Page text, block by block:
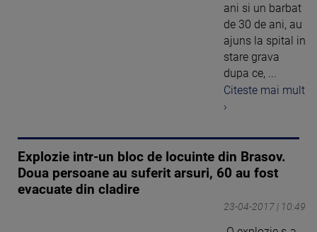
ani si un barbat
de 30 de ani, au
ajuns la spital in
stare grava
dupa ce, ...
Citeste mai mult
›
Explozie intr-un bloc de locuinte din Brasov.
Doua persoane au suferit arsuri, 60 au fost
evacuate din cladire
23-04-2017 | 10:49